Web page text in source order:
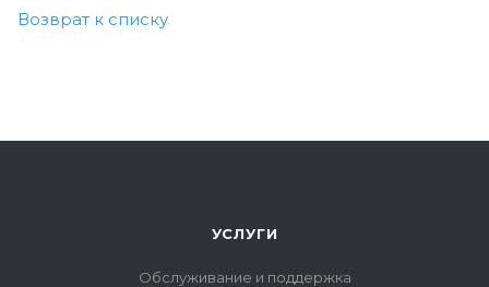
Возврат к списку
УСЛУГИ
Обслуживание и поддержка